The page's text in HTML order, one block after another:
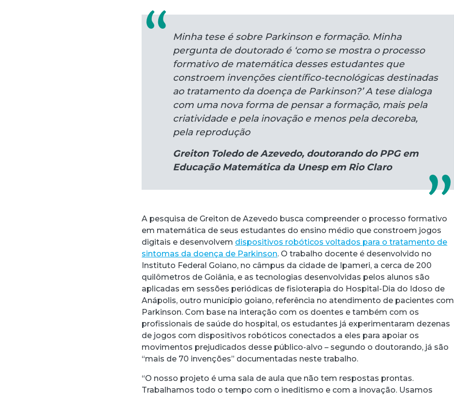
Minha tese é sobre Parkinson e formação. Minha
pergunta de doutorado é ‘como se mostra o processo
formativo de matemática desses estudantes que
constroem invenções científico-tecnológicas destinadas
ao tratamento da doença de Parkinson?’ A tese dialoga
com uma nova forma de pensar a formação, mais pela
criatividade e pela inovação e menos pela decoreba,
pela reprodução
Greiton Toledo de Azevedo, doutorando do PPG em
Educação Matemática da Unesp em Rio Claro
A pesquisa de Greiton de Azevedo busca compreender o processo formativo
em matemática de seus estudantes do ensino médio que constroem jogos
digitais e desenvolvem dispositivos robóticos voltados para o tratamento de
sintomas da doença de Parkinson. O trabalho docente é desenvolvido no
Instituto Federal Goiano, no câmpus da cidade de Ipameri, a cerca de 200
quilômetros de Goiânia, e as tecnologias desenvolvidas pelos alunos são
aplicadas em sessões periódicas de fisioterapia do Hospital-Dia do Idoso de
Anápolis, outro município goiano, referência no atendimento de pacientes com
Parkinson. Com base na interação com os doentes e também com os
profissionais de saúde do hospital, os estudantes já experimentaram dezenas
de jogos com dispositivos robóticos conectados a eles para apoiar os
movimentos prejudicados desse público-alvo – segundo o doutorando, já são
“mais de 70 invenções” documentadas neste trabalho.
“O nosso projeto é uma sala de aula que não tem respostas prontas.
Trabalhamos todo o tempo com o ineditismo e com a inovação. Usamos